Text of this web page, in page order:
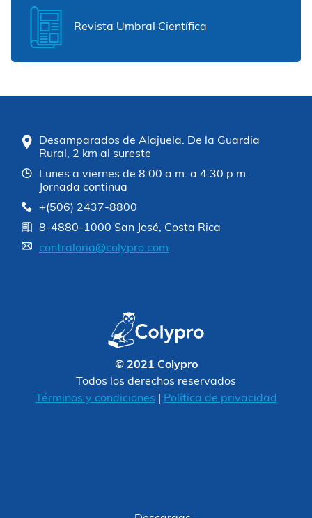
Revista Umbral Científica
Desamparados de Alajuela. De la Guardia
Rural, 2 km al sureste
Lunes a viernes de 8:00 a.m. a 4:30 p.m.
Jornada continua
+(506) 2437-8800
8-4880-1000 San José, Costa Rica
contraloria@colypro.com
© 2021 Colypro
Todos los derechos reservados
Términos y condiciones
Política de privacidad